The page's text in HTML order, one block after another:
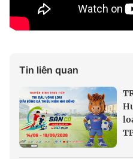
Tin liên quan